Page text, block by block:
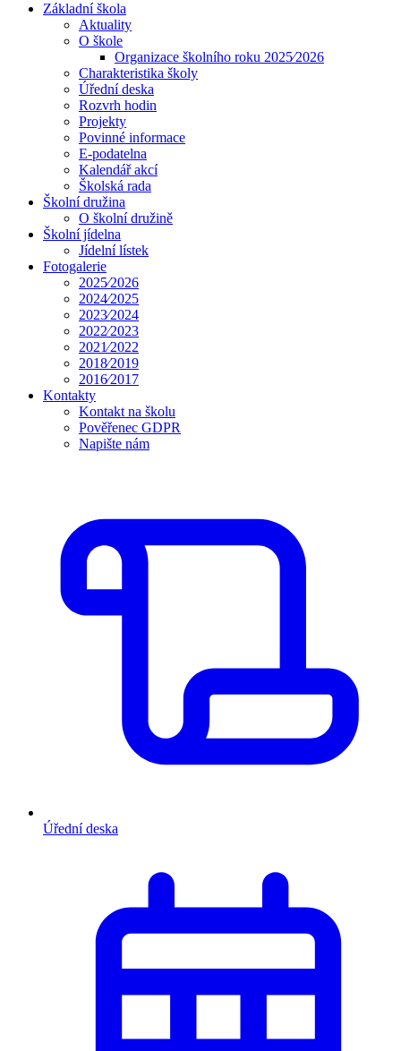
Základní škola
Aktuality
O škole
Organizace školního roku 2025⁄2026
Charakteristika školy
Úřední deska
Rozvrh hodin
Projekty
Povinné informace
E-podatelna
Kalendář akcí
Školská rada
Školní družina
O školní družině
Školní jídelna
Jídelní lístek
Fotogalerie
2025⁄2026
2024⁄2025
2023⁄2024
2022⁄2023
2021⁄2022
2018⁄2019
2016⁄2017
Kontakty
Kontakt na školu
Pověřenec GDPR
Napište nám
Úřední deska